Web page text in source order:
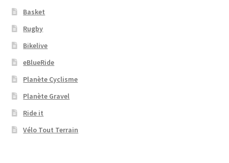
Basket
Rugby
Bikelive
eBlueRide
Planète Cyclisme
Planète Gravel
Ride it
Vélo Tout Terrain